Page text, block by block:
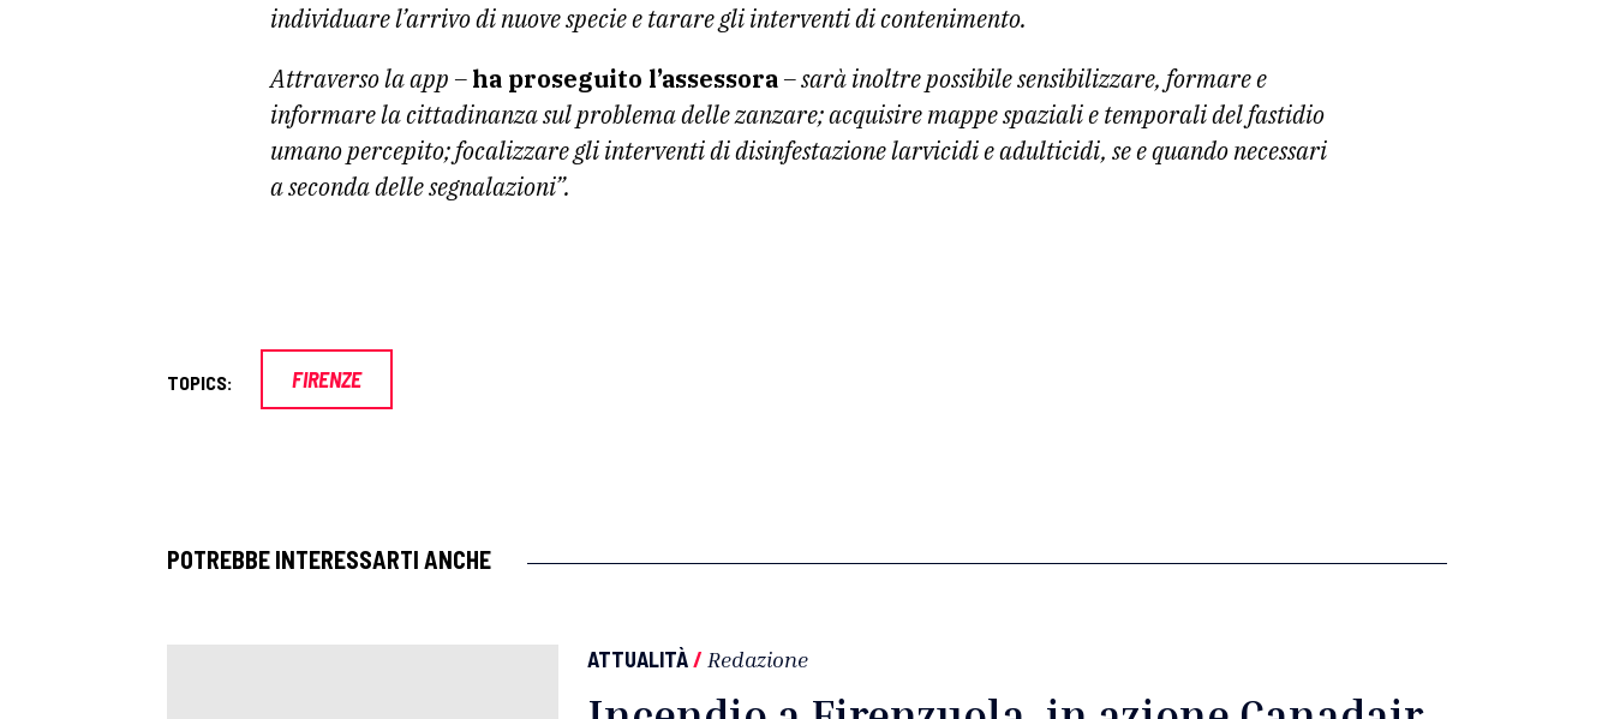
individuare l’arrivo di nuove specie e tarare gli interventi di contenimento.
Attraverso la app –ha proseguito l’assessora– sarà inoltre possibile sensibilizzare, formare e
informare la cittadinanza sul problema delle zanzare; acquisire mappe spaziali e temporali del fastidio
umano percepito; focalizzare gli interventi di disinfestazione larvicidi e adulticidi, se e quando necessari
a seconda delle segnalazioni”.
TOPICS: FIRENZE
POTREBBE INTERESSARTI ANCHE
ATTUALITÀ/ Redazione